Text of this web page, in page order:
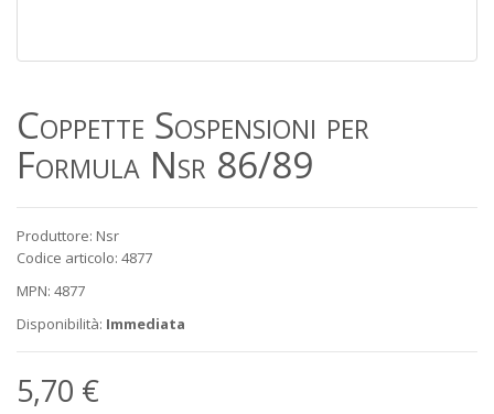
Coppette Sospensioni per
Formula Nsr 86/89
Produttore: Nsr
Codice articolo: 4877
MPN: 4877
Disponibilità: Immediata
5,70 €